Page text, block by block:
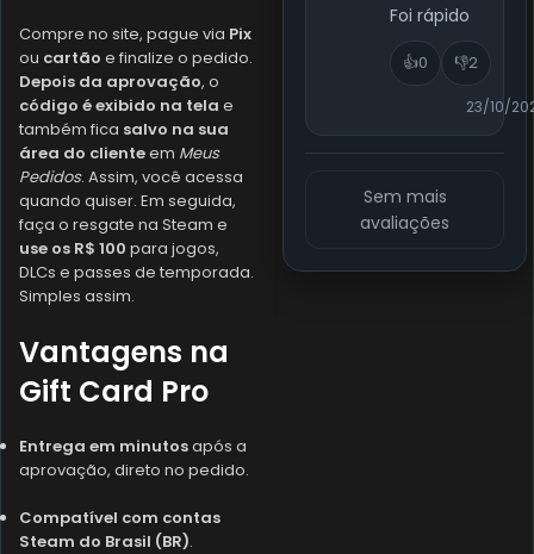
Compre no site, pague via Pix
ou cartão e finalize o pedido.
Depois da aprovação, o
código é exibido na tela e
também fica salvo na sua
área do clienteem Meus
Pedidos. Assim, você acessa
quando quiser. Em seguida,
faça o resgate na Steam e
use os R$ 100 para jogos,
DLCs e passes de temporada.
Simples assim.
Vantagens na
Gift Card Pro
Entrega em minutosapós a
aprovação, direto no pedido.
Compatível com contas
Steam do Brasil (BR).
Foi rápido
👍0 👎2
23/10/
Sem mais
avaliações